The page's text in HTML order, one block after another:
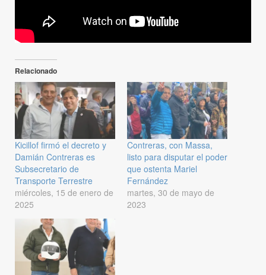
Relacionado
Kicillof firmó el decreto y
Damián Contreras es
Subsecretario de
Transporte Terrestre
miércoles, 15 de enero de
2025
Contreras, con Massa,
listo para disputar el poder
que ostenta Mariel
Fernández
martes, 30 de mayo de
2023